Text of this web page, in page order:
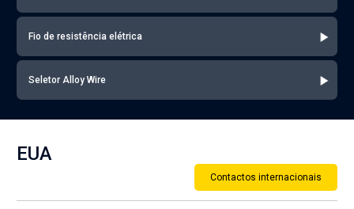
Fio de resistência elétrica
Seletor Alloy Wire
EUA
Contactos internacionais